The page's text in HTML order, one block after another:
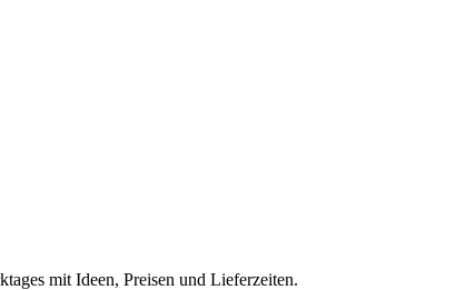
mit Ideen, Preisen und Lieferzeiten.